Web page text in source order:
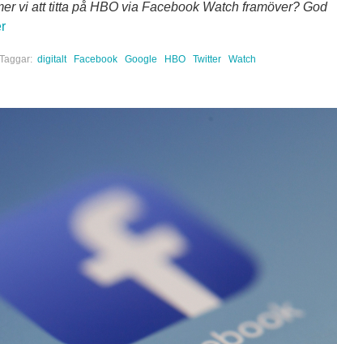
vi att titta på HBO via Facebook Watch framöver? God
Taggar: digitalt Facebook Google HBO Twitter Watch